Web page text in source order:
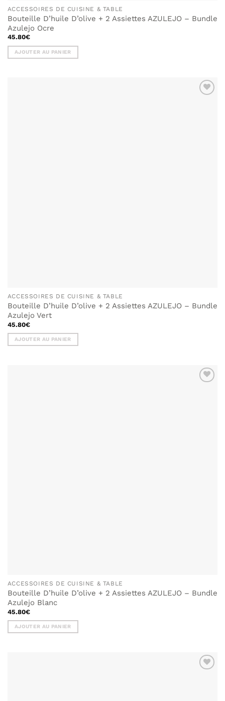
ACCESSOIRES DE CUISINE & TABLE
Bouteille D’huile D’olive + 2 Assiettes AZULEJO – Bundle
Azulejo Ocre
45.80€
AJOUTER AU PANIER
ACCESSOIRES DE CUISINE & TABLE
Bouteille D’huile D’olive + 2 Assiettes AZULEJO – Bundle
Azulejo Vert
45.80€
AJOUTER AU PANIER
ACCESSOIRES DE CUISINE & TABLE
Bouteille D’huile D’olive + 2 Assiettes AZULEJO – Bundle
Azulejo Blanc
45.80€
AJOUTER AU PANIER